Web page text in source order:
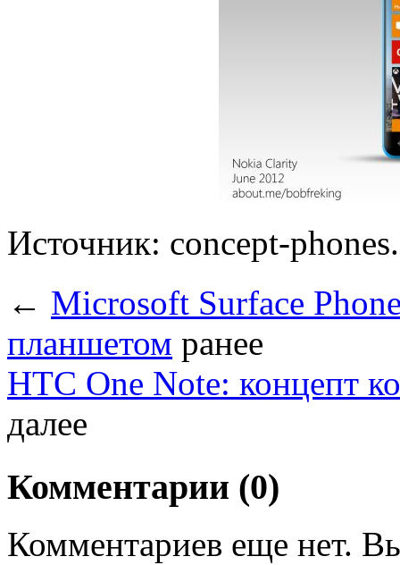
Источник: concept-
← Microsoft Surface
планшетом ранее
HTC One Note: концепт
далее
Комментарии (0)
Комментариев еще нет.